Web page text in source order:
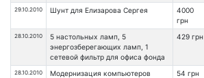
29.10.2010 Шунт для Елизарова Сергея
4000
грн
28.10.2010
5 настольных ламп, 5
энергозберегающих ламп, 1
сетевой фильтр для офиса фонда
429 грн
28.10.2010
Модернизация компьютеров
54 грн